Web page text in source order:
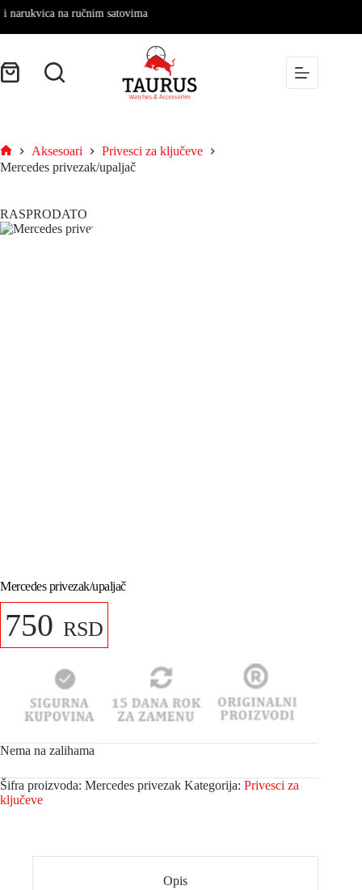
na ručnim satovima
Aksesoari
Privesci za ključeve
Mercedes privezak/upaljač
RASPRODATO
Mercedes privezak/upaljač
750 RSD
Nema na zalihama
Šifra proizvoda: Mercedes privezak Kategorija: Privesci za
ključeve
Opis